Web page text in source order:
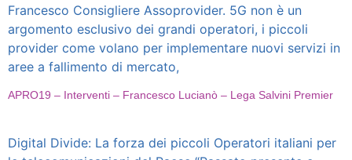
Francesco Consigliere Assoprovider. 5G non è un
argomento esclusivo dei grandi operatori, i piccoli
provider come volano per implementare nuovi servizi in
aree a fallimento di mercato,
APRO19 – Interventi – Francesco Lucianò – Lega Salvini Premier
Digital Divide: La forza dei piccoli Operatori italiani per